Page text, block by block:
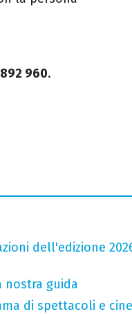
892 960.
dell'edizione
nostra guida
di spettacoli e